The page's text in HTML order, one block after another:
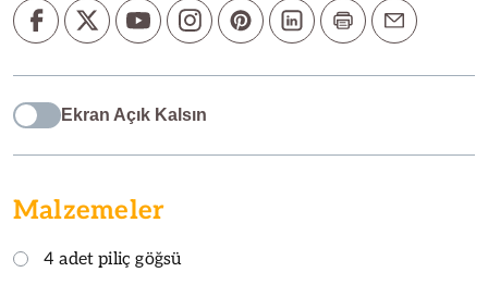
Ekran Açık Kalsın
Malzemeler
4 adet piliç göğsü